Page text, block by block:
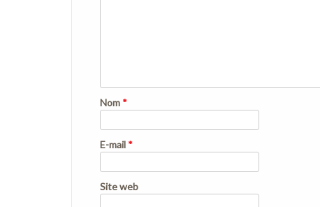
Nom *
E-mail *
Site web